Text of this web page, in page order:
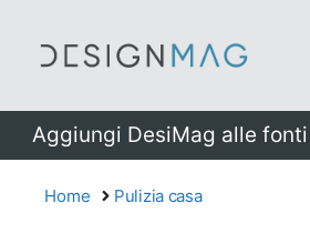
Aggiungi DesiMag alle
Home Pulizia casa